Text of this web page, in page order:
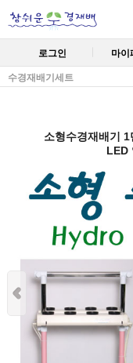
로그인 마이
수경재배기세트
소형수경재배기
LED